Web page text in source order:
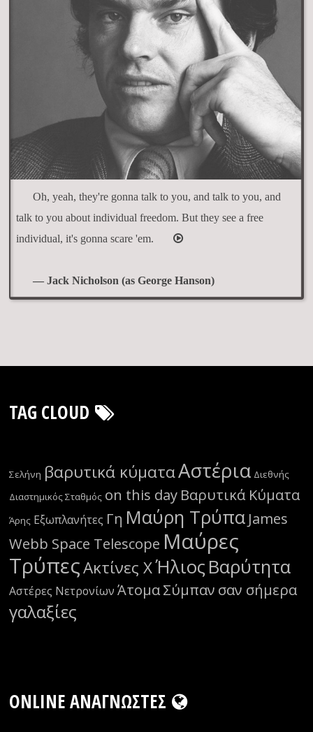
Oh, yeah, they're gonna talk to you, and talk to you, and
talk to you about individual freedom. But they see a free
individual, it's gonna scare 'em.
— Jack Nicholson (as George Hanson)
TAG CLOUD
Σελήνη βαρυτικά κύματαΑστέρια Διεθνής
Διαστημικός Σταθμός on this day Βαρυτικά Κύματα
Άρης Εξωπλανήτες Γη Μαύρη Τρύπα James
Webb Space Telescope Μαύρες
ΤρύπεςΑκτίνες ΧΉλιος Βαρύτητα
Αστέρες Νετρονίων ΆτομαΣύμπαν σαν σήμερα
γαλαξίες
ONLINE ΑΝΑΓΝΏΣΤΕΣ